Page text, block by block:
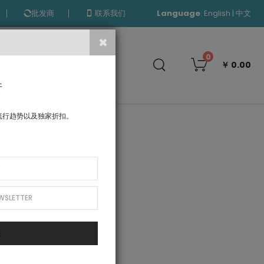
批发商 联系我们 Language: English | 中文
索
0
￥ 0.00
趋势以及独家折扣。